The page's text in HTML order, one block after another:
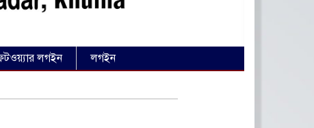
লগইন লগইন